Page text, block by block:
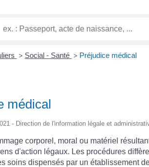
> Social - Santé > Préjudice médical
médical
- Direction de l'information légale et
corporel, moral ou matériel
d'action légaux. Les procédures
soins dispensés par un établissement